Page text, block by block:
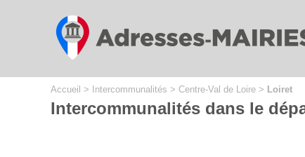
Accueil > Intercommunalités > Centre-Val de Loire > Loiret
Intercommunalités dans le